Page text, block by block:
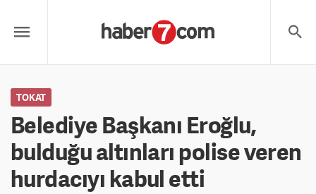
TOKAT
Belediye Başkanı Eroğlu,
bulduğu altınları polise veren
hurdacıyı kabul etti